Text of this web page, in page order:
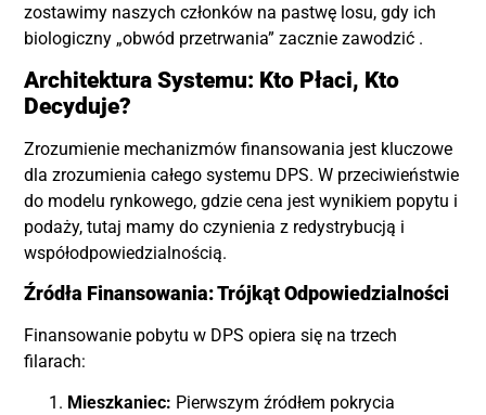
zostawimy naszych członków na pastwę losu, gdy ich
biologiczny „obwód przetrwania” zacznie zawodzić .
Architektura Systemu: Kto Płaci, Kto
Decyduje?
Zrozumienie mechanizmów finansowania jest kluczowe
dla zrozumienia całego systemu DPS. W przeciwieństwie
do modelu rynkowego, gdzie cena jest wynikiem popytu i
podaży, tutaj mamy do czynienia z redystrybucją i
współodpowiedzialnością.
Źródła Finansowania: Trójkąt Odpowiedzialności
Finansowanie pobytu w DPS opiera się na trzech
filarach:
Mieszkaniec: Pierwszym źródłem pokrycia